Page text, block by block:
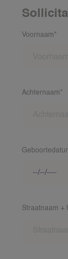
Voornaam*
Achternaam*
Straatnaam +